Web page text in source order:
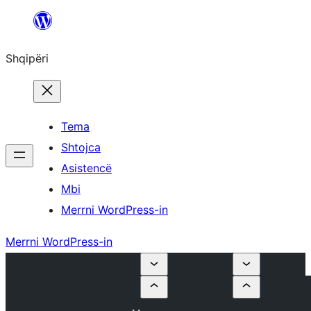
Hidhu
lënda
Shqipëri
Tema
Shtojca
Asistencë
Mbi
Merrni WordPress-in
Merrni WordPress-in